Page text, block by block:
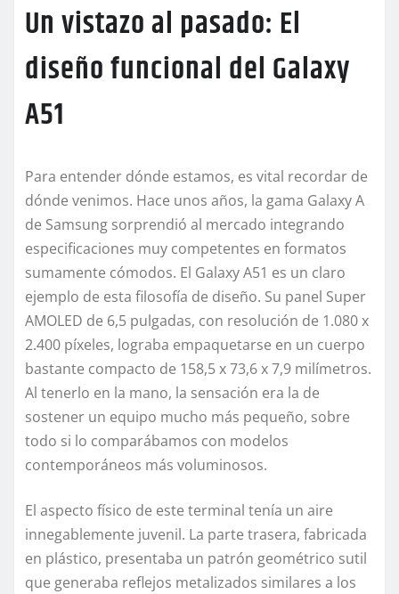
Un vistazo al pasado: El
diseño funcional del Galaxy
A51
Para entender dónde estamos, es vital recordar de
dónde venimos. Hace unos años, la gama Galaxy A
de Samsung sorprendió al mercado integrando
especificaciones muy competentes en formatos
sumamente cómodos. El Galaxy A51 es un claro
ejemplo de esta filosofía de diseño. Su panel Super
AMOLED de 6,5 pulgadas, con resolución de 1.080 x
2.400 píxeles, lograba empaquetarse en un cuerpo
bastante compacto de 158,5 x 73,6 x 7,9 milímetros.
Al tenerlo en la mano, la sensación era la de
sostener un equipo mucho más pequeño, sobre
todo si lo comparábamos con modelos
contemporáneos más voluminosos.
El aspecto físico de este terminal tenía un aire
innegablemente juvenil. La parte trasera, fabricada
en plástico, presentaba un patrón geométrico sutil
que generaba reflejos metalizados similares a los